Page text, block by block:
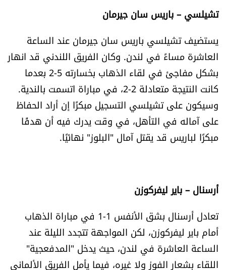
للتواصل معنا
شروط الاستخدام
شروط الإشتراك
Digital solutions by
تشيلسي – باريس سان جيرمان
يستضيف تشيلسي باريس سان جيرمان عند الساعة
العاشرة مساءً في لندن. وكان الفريق اللندني قد انهار
بشكل مفاجئ في لقاء الذهاب بخسارته 5-2 بعدما
كانت النتيجة متعادلة 2-2، في مباراة اتسمت بالندية.
وسيكون على تشيلسي التسجيل مبكرًا إن أراد الحفاظ
على آماله في التأهل، في وقت يدرك فيه أن هدفًا
مبكرًا لباريس قد يقتل آمال "البلوز" نهائيًا.
أرسنال – باير ليفركوزن
تعادل أرسنال بشق الأنفس 1-1 في مباراة الذهاب
أمام باير ليفركوزن، لكن المواجهة تتجدد الليلة عند
الساعة العاشرة في لندن، حيث يدخل "المدفعجية"
اللقاء بشعار الفوز ولا غيره، فيما يأمل الفريق الألماني